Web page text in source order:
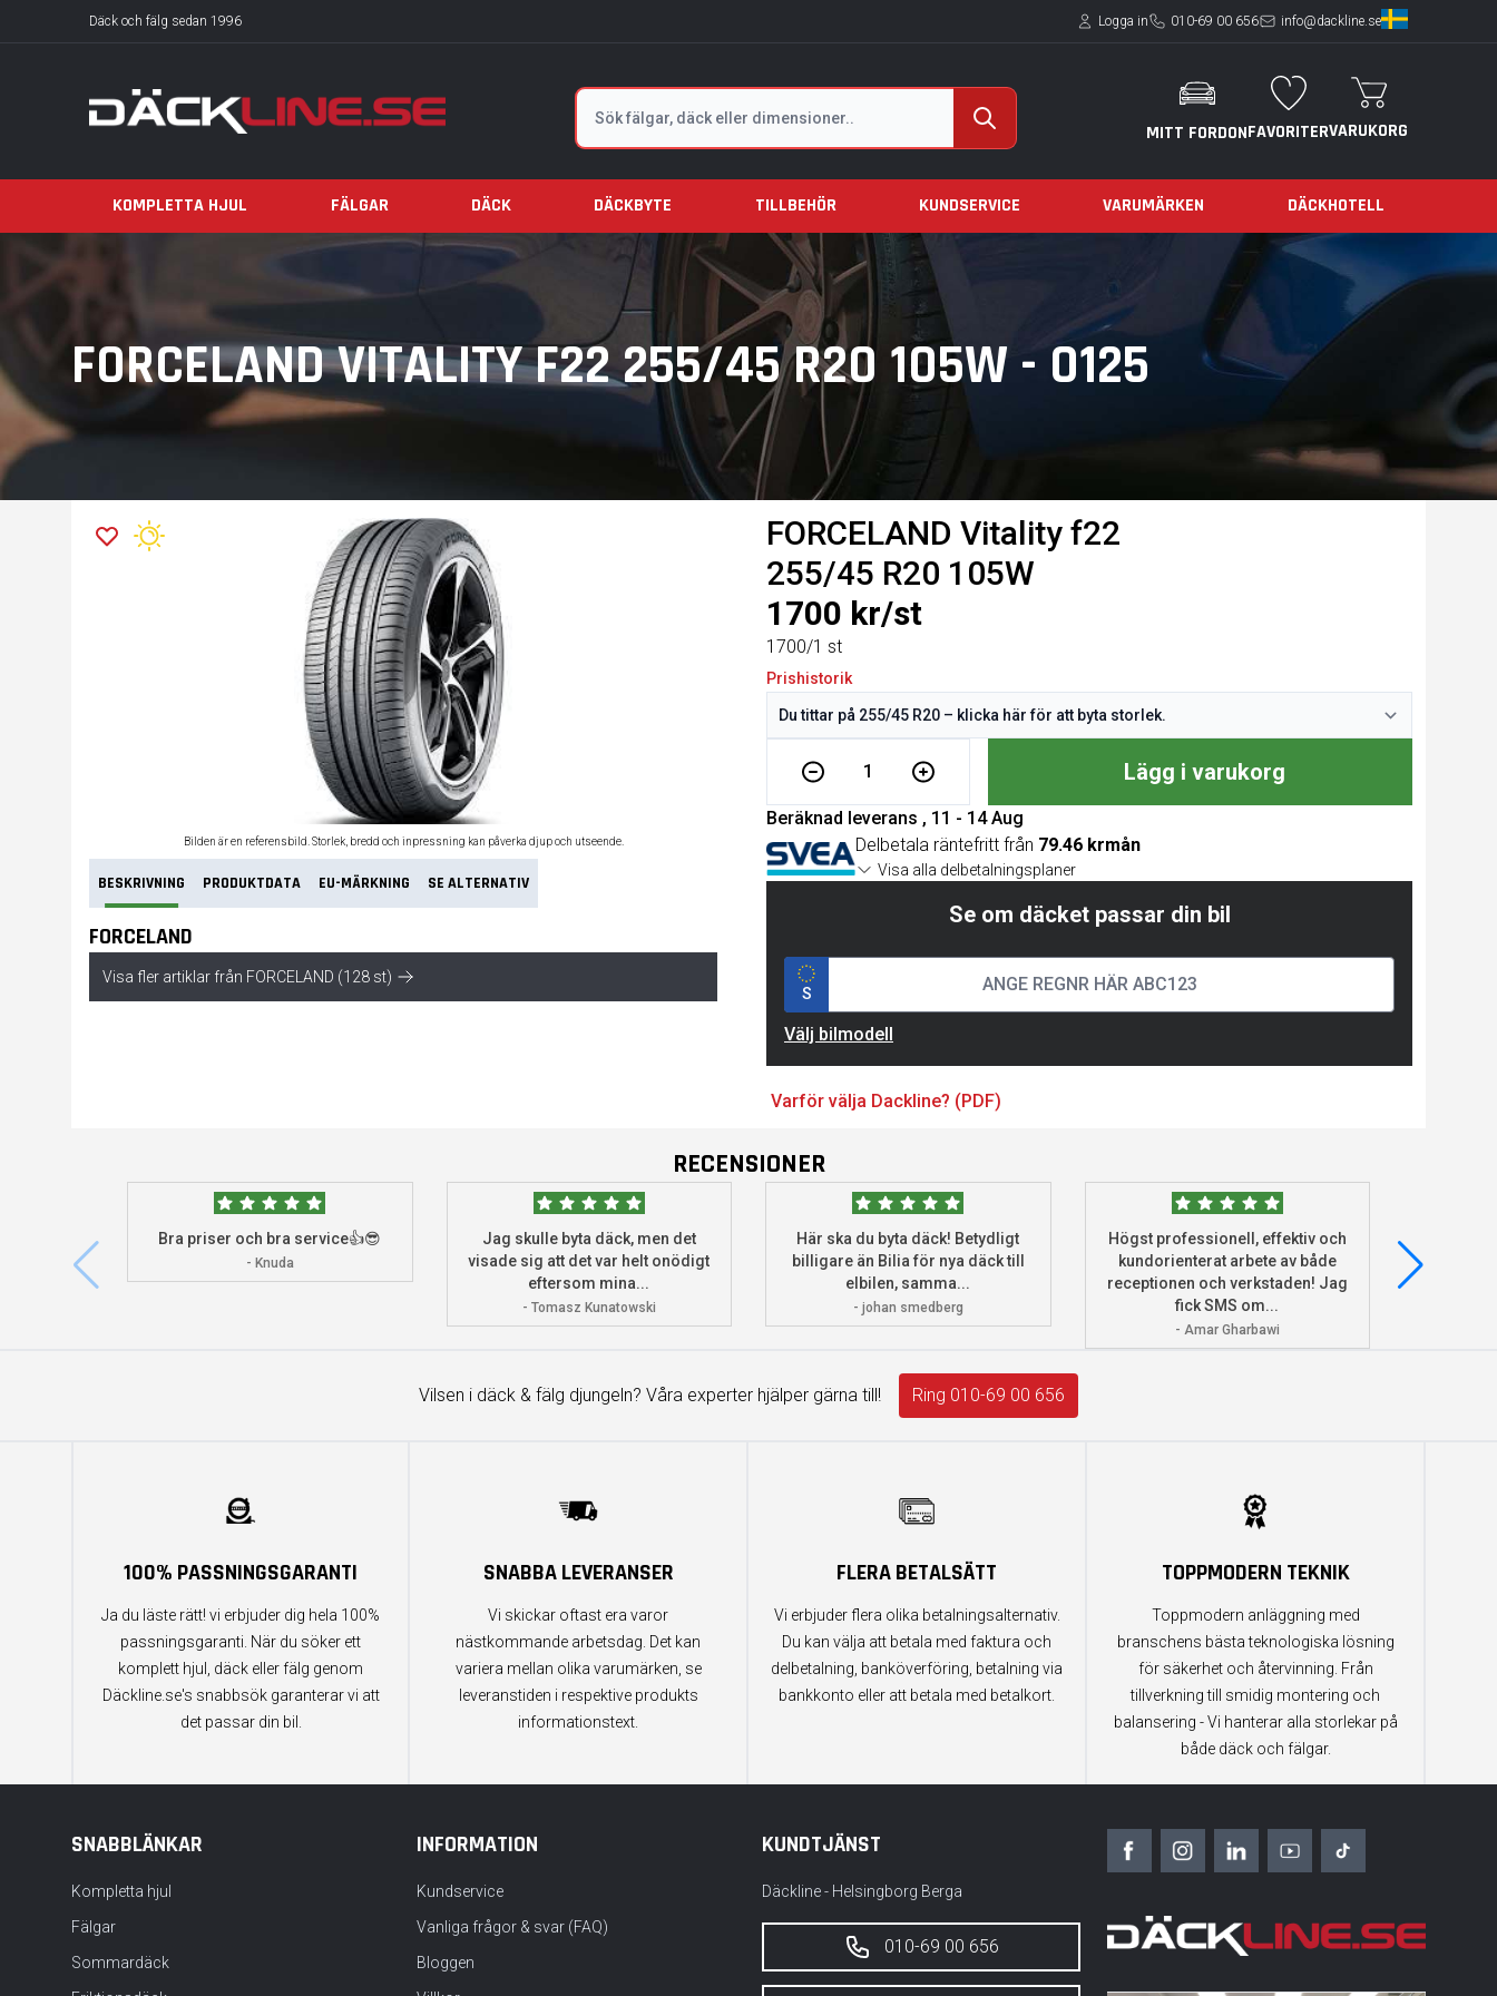
Däck och fälg sedan 1996 Logga in 010-69 00 656 info@dackline.se
Sök
MITT FORDONFAVORITERVARUKORG
KOMPLETTA HJUL FÄLGAR DÄCK DÄCKBYTE TILLBEHÖR KUNDSERVICE VARUMÄRKEN DÄCKHOTELL
FORCELAND VITALITY F22 255/45 R20 105W - 0125
FORCELAND Vitality f22
255/45 R20 105W
1700 kr/st
1700/1 st
Prishistorik
1 Lägg i varukorg
Beräknad leverans , 11 - 14 Aug
Delbetala räntefritt från 79.46 krmån
Visa alla delbetalningsplaner
Se om däcket passar din bil
S
Välj bilmodell
Bilden är en referensbild. Storlek, bredd och inpressning kan påverka djup och utseende.
BESKRIVNING PRODUKTDATA EU-MÄRKNING SE ALTERNATIV
FORCELAND
Visa fler artiklar från FORCELAND (128 st)
Varför välja Dackline? (PDF)
RECENSIONER
Bra priser och bra service👍😎
- Knuda
Jag skulle byta däck, men det
visade sig att det var helt onödigt
eftersom mina...
- Tomasz Kunatowski
Här ska du byta däck! Betydligt
billigare än Bilia för nya däck till
elbilen, samma...
- johan smedberg
Högst professionell, effektiv och
kundorienterat arbete av både
receptionen och verkstaden! Jag
fick SMS om...
- Amar Gharbawi
deras
Vilsen i däck & fälg djungeln? Våra experter hjälper gärna till! Ring 010-69 00 656
100% PASSNINGSGARANTI
Ja du läste rätt! vi erbjuder dig hela 100%
passningsgaranti. När du söker ett
komplett hjul, däck eller fälg genom
Däckline.se's snabbsök garanterar vi att
det passar din bil.
SNABBA LEVERANSER
Vi skickar oftast era varor
nästkommande arbetsdag. Det kan
variera mellan olika varumärken, se
leveranstiden i respektive produkts
informationstext.
FLERA BETALSÄTT
Vi erbjuder flera olika betalningsalternativ.
Du kan välja att betala med faktura och
delbetalning, banköverföring, betalning via
bankkonto eller att betala med betalkort.
TOPPMODERN TEKNIK
Toppmodern anläggning med
branschens bästa teknologiska lösning
för säkerhet och återvinning. Från
tillverkning till smidig montering och
balansering - Vi hanterar alla storlekar på
både däck och fälgar.
SNABBLÄNKAR
Kompletta hjul
Fälgar
Sommardäck
INFORMATION
Kundservice
Vanliga frågor & svar (FAQ)
Bloggen
KUNDTJÄNST
Däckline - Helsingborg Berga
010-69 00 656